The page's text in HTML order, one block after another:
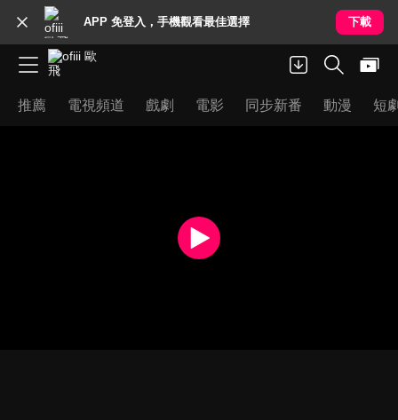
APP 免登入，手機觀看最佳選擇 下載
推薦 電視頻道 戲劇 電影 同步新番 動漫 短